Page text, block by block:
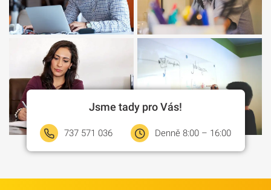
Jsme tady pro Vás!
737 571 036 Denně 8:00 – 16:00